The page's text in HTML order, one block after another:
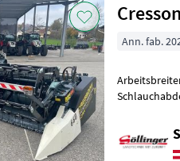
Ann. fab.
Arbeitsbreiten: 5, 4m
Schlauchabdeckungen Vorteile: